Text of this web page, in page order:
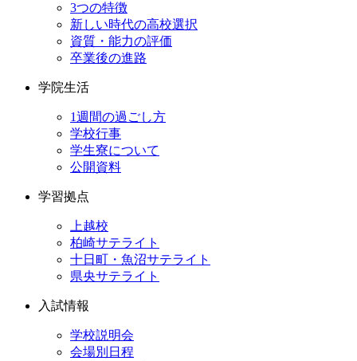
3つの特徴
新しい時代の高校選択
資質・能力の評価
卒業後の進路
学院生活
1週間の過ごし方
学校行事
学生寮について
公開資料
学習拠点
上越校
柏崎サテライト
十日町・魚沼サテライト
県央サテライト
入試情報
学校説明会
会場別日程